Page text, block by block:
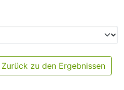
Zurück zu den Ergebnissen